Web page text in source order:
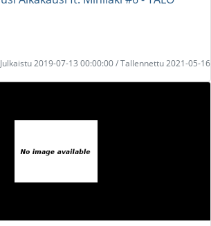
Julkaistu 2019-07-13 00:00:00 / Tallennettu 2021-05-16